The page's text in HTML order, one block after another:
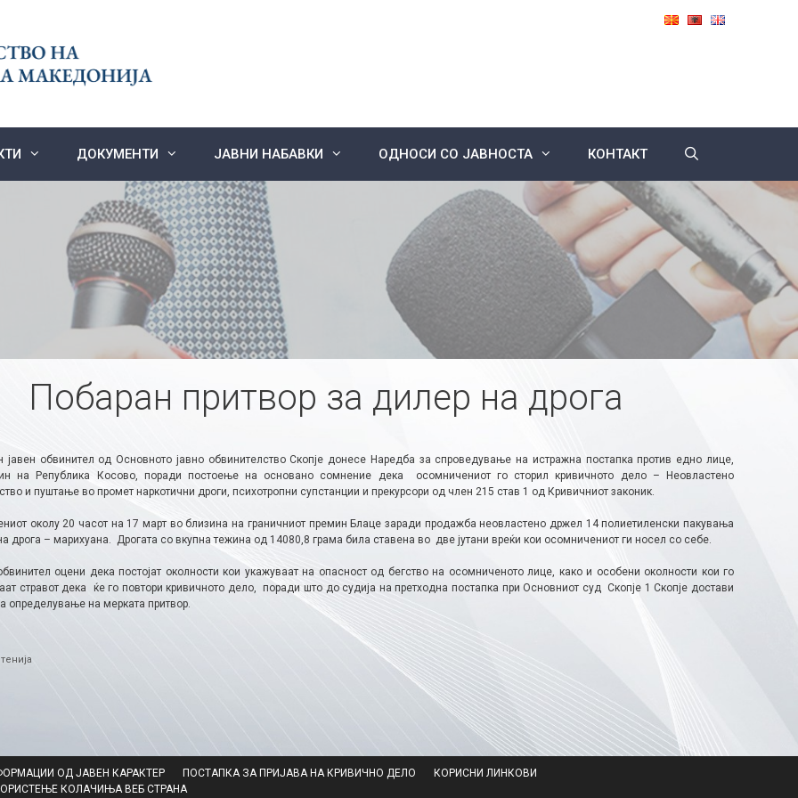
ДОКУМЕНТИ ЈАВНИ НАБАВКИ ОДНОСИ СО ЈАВНОСТА КОНТАКТ
Побаран притвор за дилер на дрога
јавен обвинител од Основното јавно обвинителство Скопје донесе Наредба за спроведување на истражна постапка против едно лице,
на Република Косово, поради постоење на основано сомнение дека осомничениот го сторил кривичното дело – Неовластено
и пуштање во промет наркотични дроги, психотропни супстанции и прекурсори од член 215 став 1 од Кривичниот законик.
околу 20 часот на 17 март во близина на граничниот премин Блаце заради продажба неовластено држел 14 полиетиленски пакувања
дрога – марихуана. Дрогата со вкупна тежина од 14080,8 грама била ставена во две јутани вреќи кои осомничениот ги носел со себе.
оцени дека постојат околности кои укажуваат на опасност од бегство на осомниченото лице, како и особени околности кои го
стравот дека ќе го повтори кривичното дело, поради што до судија на претходна постапка при Основниот суд Скопје 1 Скопје достави
определување на мерката притвор.
ОД ЈАВЕН КАРАКТЕР ПОСТАПКА ЗА ПРИЈАВА НА КРИВИЧНО ДЕЛО
КОРИСНИ ЛИНКОВИ
КОЛАЧИЊА ВЕБ СТРАНА